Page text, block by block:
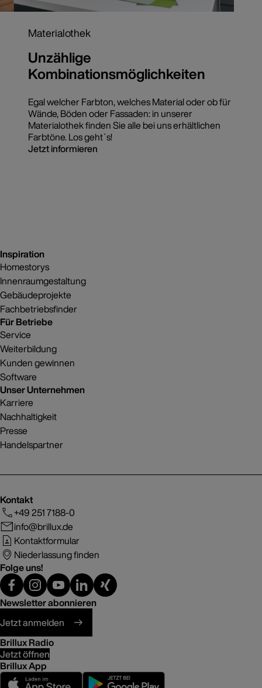
Materialothek
Unzählige
Kombinationsmöglichkeiten
Egal welcher Farbton, welches Material oder ob für
Wände, Böden oder Fassaden: in unserer
Materialothek finden Sie alle bei uns erhältlichen
Farbtöne. Los geht`s!
Jetzt informieren
Inspiration
Homestorys
Innenraumgestaltung
Gebäudeprojekte
Fachbetriebsfinder
Für Betriebe
Service
Weiterbildung
Kunden gewinnen
Software
Unser Unternehmen
Karriere
Nachhaltigkeit
Presse
Handelspartner
Kontakt
+49 251 7188-0
info@brillux.de
Kontaktformular
Niederlassung finden
Folge uns!
Newsletter abonnieren
Jetzt anmelden
Brillux Radio
Jetzt öffnen
Brillux App